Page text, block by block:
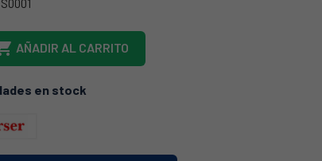
AÑADIR AL CARRITO
en stock